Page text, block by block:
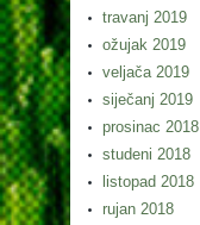
travanj 2019
ožujak 2019
veljača 2019
siječanj 2019
prosinac 2018
studeni 2018
listopad 2018
rujan 2018